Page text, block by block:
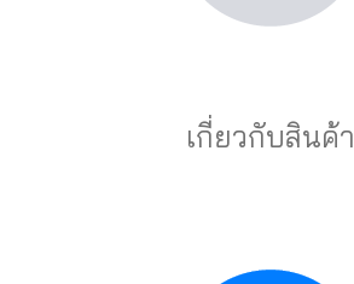
เกี่ยวกับสินค้า